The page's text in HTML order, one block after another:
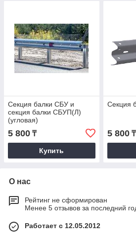
Секция балки СБУ и
секция балки СБУП(Л)
(угловая)
5 800 ₸
Купить
Секция
5 800₸
О нас
Рейтинг не сформирован
Менее 5 отзывов за последний
Работает с 12.05.2012